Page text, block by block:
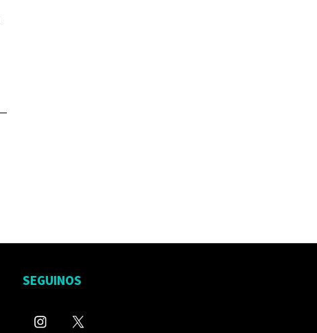
SEGUINOS